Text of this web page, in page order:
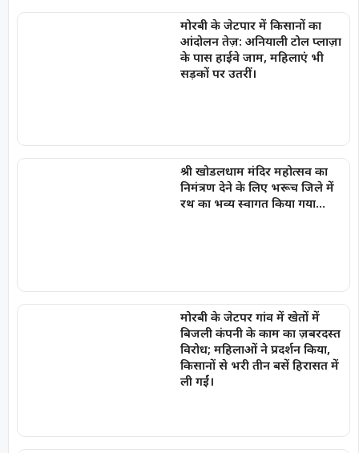
मोरबी के जेटपार में किसानों का
आंदोलन तेज़: अनियाली टोल प्लाज़ा
के पास हाईवे जाम, महिलाएं भी
सड़कों पर उतरीं।
श्री खोडलधाम मंदिर महोत्सव का
निमंत्रण देने के लिए भरूच जिले में
रथ का भव्य स्वागत किया गया…
मोरबी के जेटपर गांव में खेतों में
बिजली कंपनी के काम का ज़बरदस्त
विरोध; महिलाओं ने प्रदर्शन किया,
किसानों से भरी तीन बसें हिरासत में
ली गईं।